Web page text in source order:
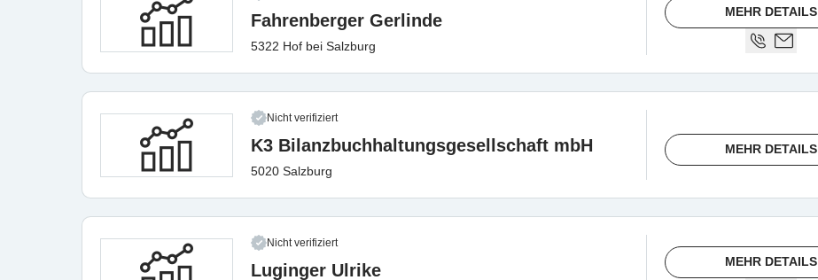
Fahrenberger Gerlinde
5322 Hof bei Salzburg
MEHR DETAILS
Nicht verifiziert
K3 Bilanzbuchhaltungsgesellschaft mbH
5020 Salzburg
MEHR DETAILS
Nicht verifiziert
Luginger Ulrike MEHR DETAILS